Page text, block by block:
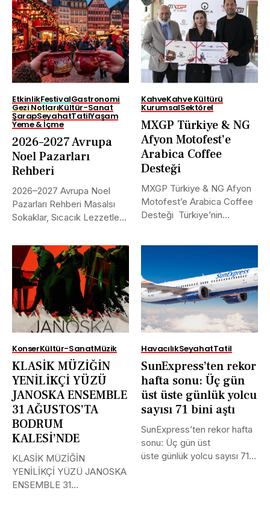
EtkinlikFestivalGastronomi
Gezi NotlarıKültür-Sanat
ŞarapSeyahatTatilYaşam
Yeme & İçme
2026–2027 Avrupa
Noel Pazarları
Rehberi
2026–2027 Avrupa Noel
Pazarları Rehberi Masalsı
Sokaklar, Sıcacık Lezzetler
KahveKahve Kültürü
KurumsalSektörel
MXGP Türkiye & NG
Afyon Motofest’e
Arabica Coffee
Desteği
MXGP Türkiye & NG Afyon
Motofest’e Arabica Coffee
Desteği Türkiye’nin
KonserKültür-SanatMüzik
KLASİK MÜZİĞİN
YENİLİKÇİ YÜZÜ
JANOSKA ENSEMBLE
31 AĞUSTOS’TA
BODRUM
KALESİ’NDE
KLASİK MÜZİĞİN
YENİLİKÇİ YÜZÜ JANOSKA
ENSEMBLE 31
HavacılıkSeyahatTatil
SunExpress’ten rekor
hafta sonu: Üç gün
üst üste günlük yolcu
sayısı 71 bini aştı
SunExpress’ten rekor hafta
sonu: Üç gün üst
üste günlük yolcu sayısı 71